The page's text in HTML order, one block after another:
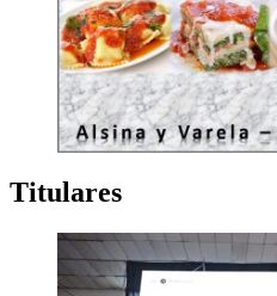
Titulares